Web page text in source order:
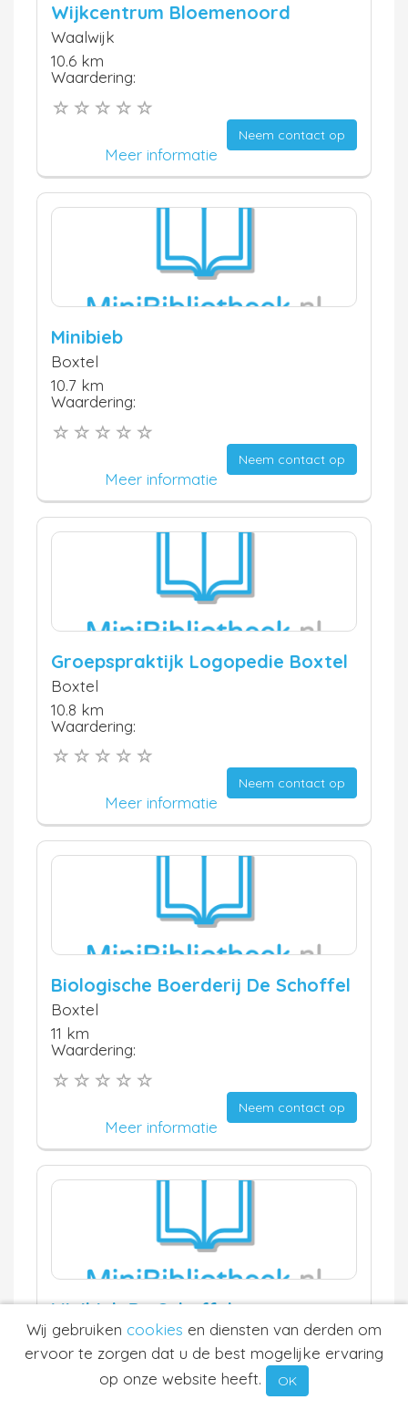
Wijkcentrum Bloemenoord
Waalwijk
10.6 km
Waardering:
Neem contact op
Meer informatie
Minibieb
Boxtel
10.7 km
Waardering:
Neem contact op
Meer informatie
Groepspraktijk Logopedie Boxtel
Boxtel
10.8 km
Waardering:
Neem contact op
Meer informatie
Biologische Boerderij De Schoffel
Boxtel
11 km
Waardering:
Neem contact op
Meer informatie
Minibieb De Schoffel
Boxtel
11 km
Waardering:
Wij gebruiken cookies en diensten van derden om
ervoor te zorgen dat u de best mogelijke ervaring
op onze website heeft.
OK